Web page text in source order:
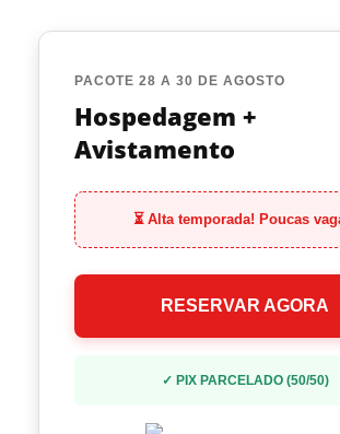
PACOTE 28 A 30 DE AGOSTO
Hospedagem +
Avistamento
⏳ Alta temporada! Poucas
RESERVAR AGORA
✓ PIX PARCELADO (50/50)